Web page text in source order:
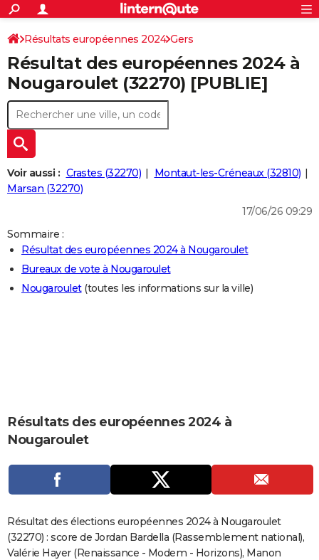
ACTUALITÉS
Politique
Société
Faits Divers
Education
Monde
Villes
+
SPORT
Coupe du monde 2026
Football
Tennis
Cyclisme
Rugby
Forum
Programme TV
TNT
Streaming
Cinéma
Sorties cinéma
Musique
+
FINANCE
Retraite
Impôts
Epargne
Immobilier
Risques naturels par ville
Banque
Assurance
Crédit
AUTO
Essais
Réserver un essai
Citadines
Berlines
SUV
Forum auto
+
HIGH-TECH
Mobiles
Meilleur smartphone
Internet
Ordinateurs
Jeux vidéo
Guide high-tech
+
BRICOLAGE
Guides de France
Escapades
Patrimoine
Expositions
Musées
Week-end nature
LIFESTYLE
Art de vivre
Bien-être
Loisirs
Mode
Modes de vie
CARTE DE VOEUX
Carte de Noël
Carte Bonne année
Carte Saint-Valentin
Carte Pâques
Carte d'anniversaire
Dictionnaire
Biographies
Expressions
Proverbes
PROGRAMME TV
S'inscrire
Se connecter
Lycées
Collèges
Primaires
Universités
Entreprises
Service militaire
Avis de recherche
AVIS DE DÉCÈS
S'inscrire
Connexion
Résultats européennes 2024 Gers
Résultat des européennes 2024 à
Nougaroulet (32270) [PUBLIE]
Voir aussi : Crastes (32270)
Montaut-les-Créneaux (32810)
Marsan (32270)
17/06/26 09:29
Sommaire :
Résultat des européennes 2024 à Nougaroulet
Bureaux de vote à Nougaroulet
Nougaroulet(toutes les informations sur la ville)
Résultats des européennes 2024 à
Nougaroulet
Résultat des élections européennes 2024 à Nougaroulet
(32270) : score de Jordan Bardella (Rassemblement national),
Valérie Hayer (Renaissance - Modem - Horizons), Manon